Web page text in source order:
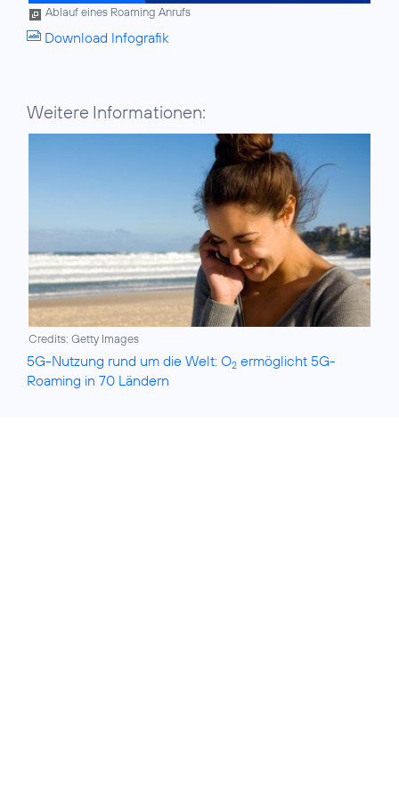
Ablauf eines Roaming Anrufs
Download Infografik
Weitere Informationen:
Credits: Getty Images
5G-Nutzung rund um die Welt: O2 ermöglicht 5G-
Roaming in 70 Ländern